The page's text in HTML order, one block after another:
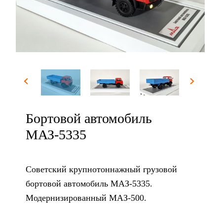
Бортовой автомобиль
МАЗ-5335
Советский крупнотоннажный грузовой
бортовой автомобиль МАЗ-5335.
Модернизированный МАЗ-500.